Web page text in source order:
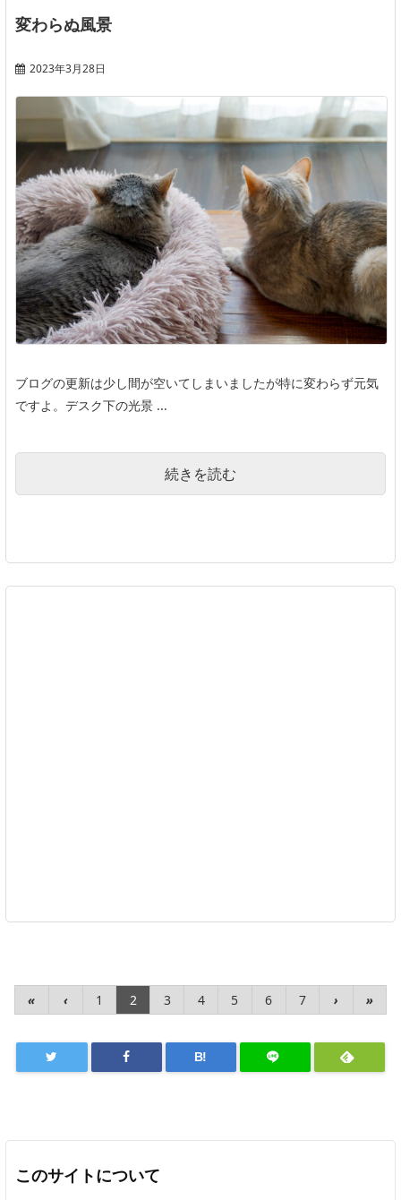
変わらぬ風景
2023年3月28日
ブログの更新は少し間が空いてしまいましたが特に変わらず元気
ですよ。デスク下の光景 ...
続きを読む
« ‹ 1 2 3 4 5 6 7 › »
B!
このサイトについて